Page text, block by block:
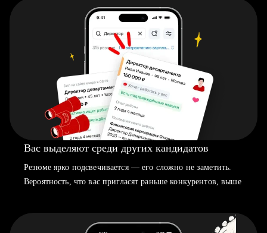
Вас выделяют среди других кандидатов
Резюме ярко подсвечивается — его сложно не заметить.
Вероятность, что вас пригласят раньше конкурентов, выше